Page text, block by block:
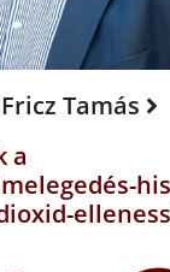
Fricz Tamás
a